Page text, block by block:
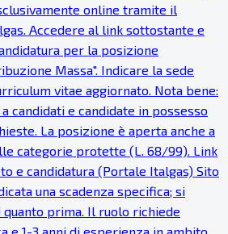
online tramite il
Accedere al link sottostante e
per la posizione
Massa". Indicare la sede
vitae aggiornato. Nota bene:
candidati e candidate in possesso
La posizione è aperta anche a
categorie protette (L. 68/99). Link
e candidatura (Portale Italgas) Sito
una scadenza specifica; si
prima. Il ruolo richiede